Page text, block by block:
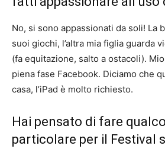
No, si sono appassionati da soli! La
suoi giochi, l’altra mia figlia guarda
(fa equitazione, salto a ostacoli).
piena fase Facebook. Diciamo che
casa, l’iPad è molto richiesto.
Hai pensato di fare
particolare per il Festival